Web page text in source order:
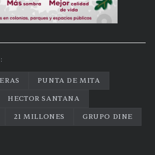
PUNTA DE MITA
HECTOR SANTANA
21 MILLONES
GRUPO DINE